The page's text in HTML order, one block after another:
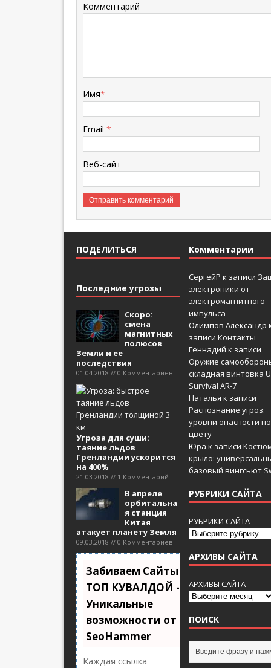
Комментарий
Имя*
Email *
Веб-сайт
ПОДЕЛИТЬСЯ
Последние угрозы
Скоро:
смена
магнитных
полюсов
Земли и ее
последствия
01.04.2018 // 0 Комментариев
Угроза для суши:
таяние льдов
Гренландии ускорится
на 400%
21.03.2018 // 1 Комментарий
В апреле
орбитальна
я станция
Китая
атакует планету Земля
09.03.2018 // 0 Комментариев
Забиваем Сайты В
ТОП КУВАЛДОЙ -
Уникальные
возможности от
SeoHammer
Каждая ссылка
Комментарии
СергейР к записи
электроники от
электромагнитного
импульса
Олимпов Александр
записи Контакты
Геннадий к записи
Оружие
складная винтовка
Survival AR-7
Наталья к записи
Распознание угроз:
уровни опасности по
цвету
Юра к записи
крыло:
базовый вингсьют
РУБРИКИ САЙТА
РУБРИКИ САЙТА
АРХИВЫ САЙТА
АРХИВЫ САЙТА
ПОИСК